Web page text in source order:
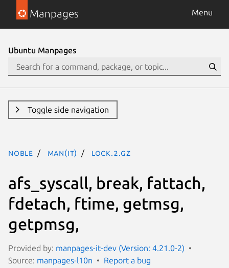
Manpages Menu
Ubuntu Manpages
Toggle side navigation
noble man(it) lock.2.gz
afs_syscall, break, fattach,
fdetach, ftime, getmsg,
getpmsg,
Provided by: manpages-it-dev (Version: 4.21.0-2)
Source: manpages-l10n Report a bug